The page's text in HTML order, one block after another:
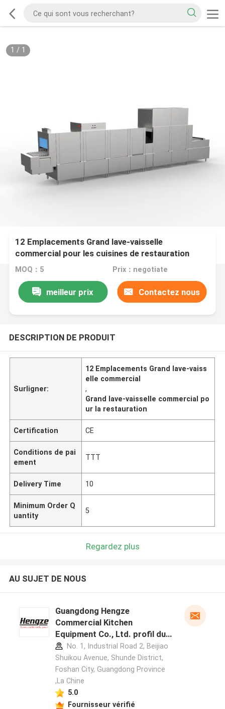
1 / 1
12 Emplacements Grand lave-vaisselle
commercial pour les cuisines de restauration
occupées
MOQ：5 Prix：negotiate
meilleur prix Contactez nous
DESCRIPTION DE PRODUIT
Surligner:
12 Emplacements Grand lave-vaiss
elle commercial
,
Grand lave-vaisselle commercial po
ur la restauration
Certification CE
Conditions de pai
ement
TTT
Delivery Time 10
Minimum Order Q
uantity
5
Regardez plus
AU SUJET DE NOUS
Guangdong Hengze
Commercial Kitchen
Equipment Co., Ltd. profil du
fabricant
No. 1, Industrial Road 2, Beijiao
Shuikou Avenue, Shunde District,
Foshan City, Guangdong Province
,La Chine
5.0
Fournisseur vérifié